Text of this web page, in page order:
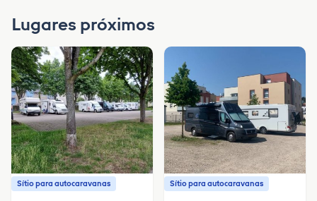
Lugares próximos
Sítio para autocaravanas Sítio para autocaravanas